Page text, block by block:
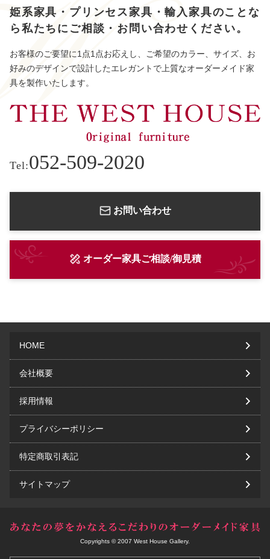
姫系家具・プリンセス家具・輸入家具のことな
ら 私たちにご相談・お問い合わせください。
お客様のご要望に1点1点お応えし、ご希望のカラー、サイズ、お
好みのデザインで設計したエレガントで上質なオーダーメイド家
具を製作いたします。
Tel:052-509-2020
お問い合わせ
オーダー家具ご相談/御見積
HOME
会社概要
採用情報
プライバシーポリシー
特定商取引表記
サイトマップ
Copyrights © 2007 West House Gallery.